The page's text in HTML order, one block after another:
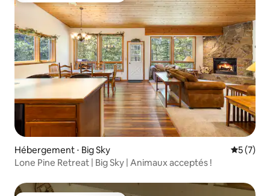
Hébergement ⋅ Big Sky
5 (7)
Lone Pine Retreat | Big Sky | Animaux acceptés !